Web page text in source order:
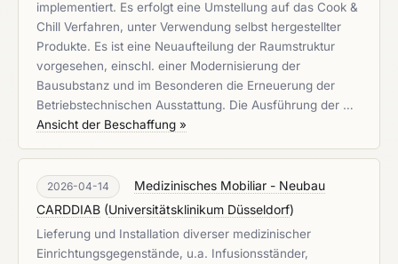
implementiert. Es erfolgt eine Umstellung auf das Cook &
Chill Verfahren, unter Verwendung selbst hergestellter
Produkte. Es ist eine Neuaufteilung der Raumstruktur
vorgesehen, einschl. einer Modernisierung der
Bausubstanz und im Besonderen die Erneuerung der
Betriebstechnischen Ausstattung. Die Ausführung der …
Ansicht der Beschaffung »
2026-04-14
Medizinisches Mobiliar - Neubau
CARDDIAB (Universitätsklinikum Düsseldorf)
Lieferung und Installation diverser medizinischer
Einrichtungsgegenstände, u.a. Infusionsständer,